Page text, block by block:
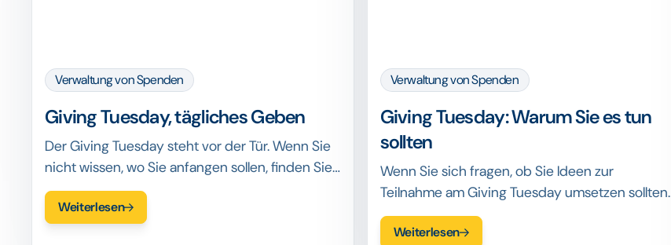
Verwaltung von Spenden
Giving Tuesday, tägliches Geben
Der Giving Tuesday steht vor der Tür. Wenn Sie
nicht wissen, wo Sie anfangen sollen, finden Sie
hier unseren Leitfaden mit Tipps und Tricks, wie
Sie das Beste aus der Bewegung der
Weiterlesen
Verwaltung von Spenden
Giving Tuesday: Warum Sie es tun
sollten
Wenn Sie sich fragen, ob Sie Ideen zur
Teilnahme am Giving Tuesday umsetzen sollten,
erfahren Sie hier, warum Sie sich an dieser
Bewegung für Großzügigkeit beteiligen sollten.
Weiterlesen